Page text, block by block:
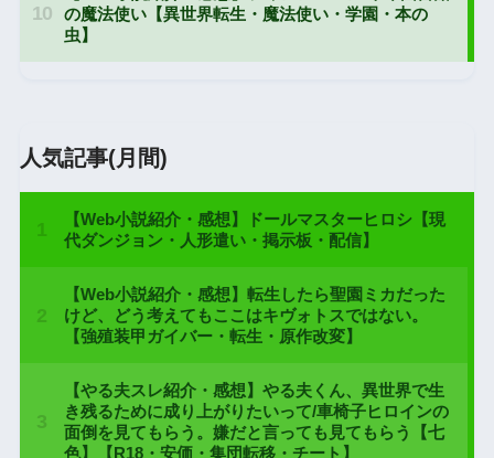
人気記事(月間)